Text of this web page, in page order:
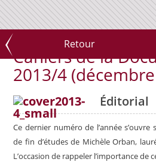
Retour
Cahiers de la
2013/4
Éditorial
Ce dernier numéro de l’année
de fin d’études de Michèle Orban,
L’occasion de rappeler l’importance de